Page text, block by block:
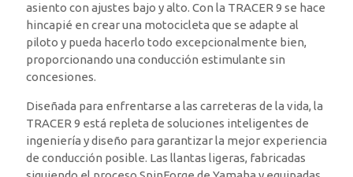
asiento con ajustes bajo y alto. Con la TRACER 9 se hace
hincapié en crear una motocicleta que se adapte al
piloto y pueda hacerlo todo excepcionalmente bien,
proporcionando una conducción estimulante sin
concesiones.
Diseñada para enfrentarse a las carreteras de la vida, la
TRACER 9 está repleta de soluciones inteligentes de
ingeniería y diseño para garantizar la mejor experiencia
de conducción posible. Las llantas ligeras, fabricadas